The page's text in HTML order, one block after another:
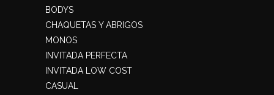
BODYS
CHAQUETAS Y ABRIGOS
MONOS
INVITADA PERFECTA
INVITADA LOW COST
CASUAL